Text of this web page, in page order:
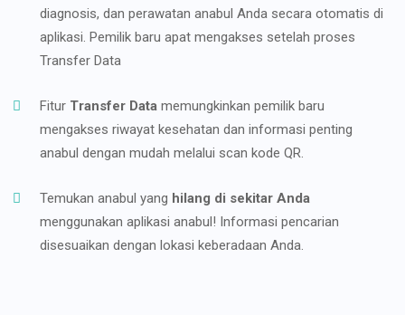
diagnosis, dan perawatan anabul Anda secara otomatis di
aplikasi. Pemilik baru apat mengakses setelah proses
Transfer Data
Fitur Transfer Data memungkinkan pemilik baru
mengakses riwayat kesehatan dan informasi penting
anabul dengan mudah melalui scan kode QR.
Temukan anabul yang hilang di sekitar Anda
menggunakan aplikasi anabul! Informasi pencarian
disesuaikan dengan lokasi keberadaan Anda.